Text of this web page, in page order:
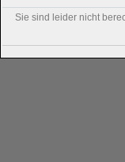
Sie sind leider nicht